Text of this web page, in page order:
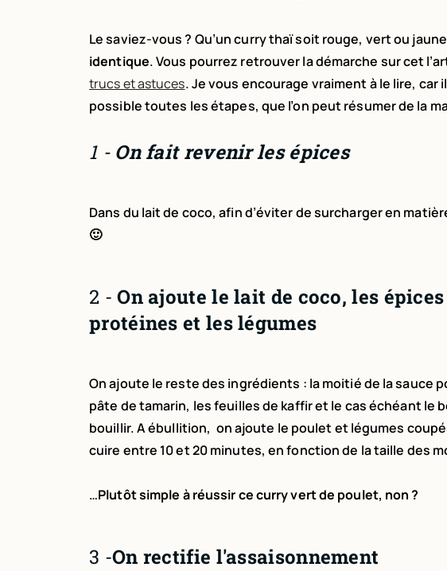
Le saviez-vous ? Qu’un curry thaï soit rouge, vert ou
identique. Vous pourrez retrouver la démarche sur cet
trucs et astuces. Je vous encourage vraiment à le lire,
possible toutes les étapes, que l’on peut résumer de la
1 - On fait revenir les épices
Dans du lait de coco, afin d’éviter de surcharger en
🙂
2 -On ajoute le lait de coco, les
protéines et les légumes
On ajoute le reste des ingrédients : la moitié de la sauce
pâte de tamarin, les feuilles de kaffir et le cas échéant le
bouillir. A ébullition, on ajoute le poulet et légumes
cuire entre 10 et 20 minutes, en fonction de la taille des
…Plutôt simple à réussir ce curry vert de poulet, non ?
3 -On rectifie l'assaisonnement